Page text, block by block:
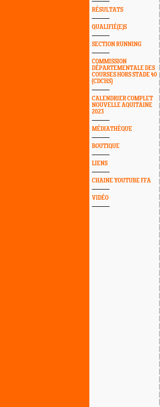
RÉSULTATS
QUALIFIÉ(E)S
SECTION RUNNING
COMMISSION
DÉPARTEMENTALE DES
COURSES HORS STADE 40
(CDCHS)
CALENDRIER COMPLET
NOUVELLE AQUITAINE
2023
MÉDIATHÈQUE
BOUTIQUE
LIENS
CHAINE YOUTUBE FFA
VIDÉO